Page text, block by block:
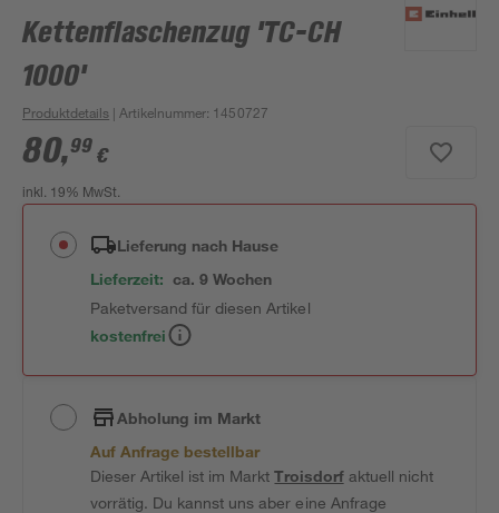
Kettenflaschenzug 'TC-CH
1000'
Produktdetails | Artikelnummer: 1450727
80,99 €
inkl. 19% MwSt.
Lieferung nach Hause
Lieferzeit: ca. 9 Wochen
Paketversand für diesen Artikel
kostenfrei
Abholung im Markt
Auf Anfrage bestellbar
Dieser Artikel ist im MarktTroisdorfaktuell nicht
vorrätig. Du kannst uns aber eine Anfrage